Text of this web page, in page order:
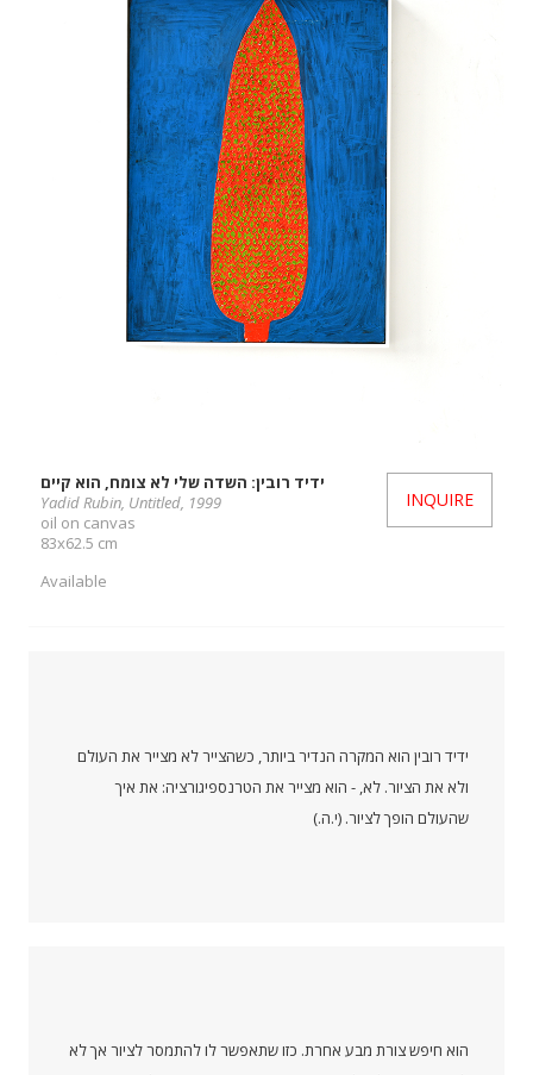
ידיד רובין: השדה שלי לא צומח, הוא קיים
Yadid Rubin, Untitled, 1999
oil on canvas
83x62.5 cm
Available
INQUIRE
ידיד רובין הוא המקרה הנדיר ביותר, כשהצייר לא מצייר את העולם
ולא את הציור. לא, - הוא מצייר את הטרנספיגורציה: את איך
שהעולם הופך לציור. (י.ה.)
הוא חיפש צורת מבע אחרת. כזו שתאפשר לו להתמסר לציור אך לא